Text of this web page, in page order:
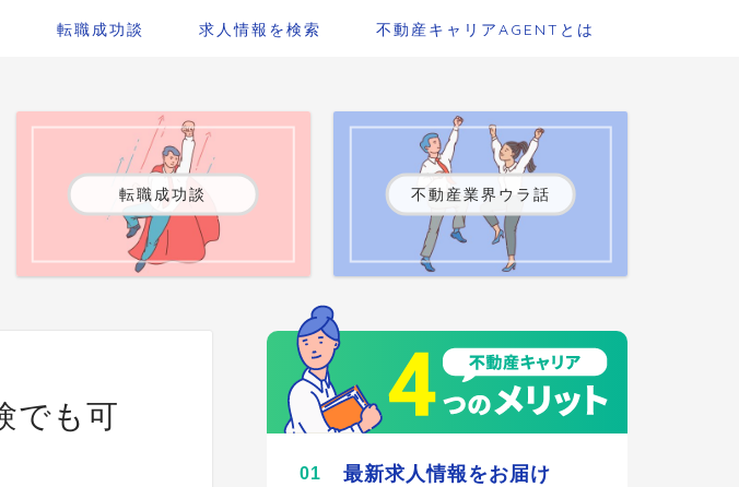
転職成功談 求人情報を検索 不動産キャリアAGENTとは
転職成功談 不動産業界ウラ話
でも可
最新求人情報をお届け